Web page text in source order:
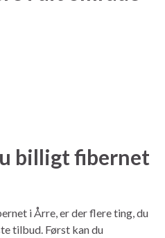
billigt fibernet
i Årre, er der flere ting, du
tilbud. Først kan du